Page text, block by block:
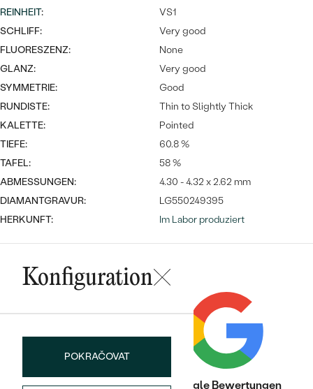
Wave Kollektion
ANSEHEN
MINIMALISTISCH
NACH ANLASS
NACH DER FARBE
NACH DER FORM
MASSGEFERTIGTER
DIAMANTEN
Meistverkaufte
Ohrrinnge
ANSEHEN
Personalisierte
Halsketten
Meistverkaufte
ANSEHEN
REINHEIT:
VS1
SCHLIFF:
Very good
FLUORESZENZ:
None
GLANZ:
Very good
SYMMETRIE:
Good
RUNDISTE:
Thin to Slightly Thick
KALETTE:
Pointed
TIEFE:
60.8 %
TAFEL:
58 %
ABMESSUNGEN:
4.30 - 4.32 x 2.62 mm
DIAMANTGRAVUR:
LG550249395
HERKUNFT:
Im Labor produziert
Konfiguration
POKRAČOVAT
Trusted shop BewertungenGoogle Bewertungen